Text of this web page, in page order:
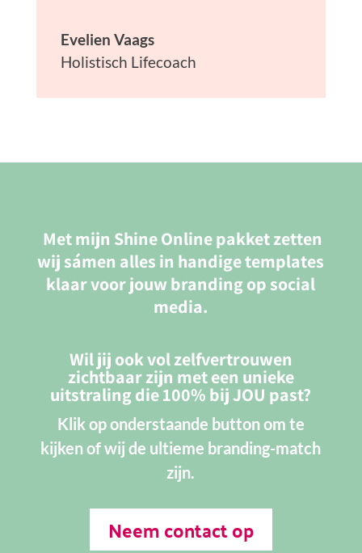
Evelien Vaags
Holistisch Lifecoach
Met mijn Shine Online pakket zetten
wij sámen alles in handige templates
klaar voor jouw branding op social
media.
Wil jij ook vol zelfvertrouwen
zichtbaar zijn met een unieke
uitstraling die 100% bij JOU past?
Klik op onderstaande button om te
kijken of wij de ultieme branding-match
zijn.
Neem contact op